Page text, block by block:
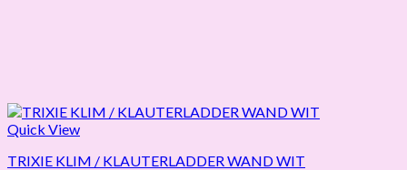
Quick View
TRIXIE KLIM / KLAUTERLADDER WAND WIT